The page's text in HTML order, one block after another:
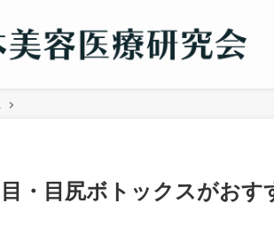
・目尻ボトックスがお